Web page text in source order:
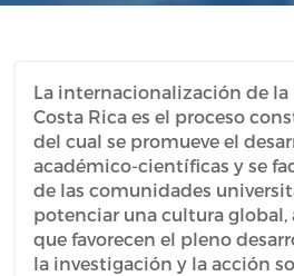
La internacionalización de la
Costa Rica es el proceso
del cual se promueve el
académico-científicas y se
de las comunidades
potenciar una cultura global,
que favorecen el pleno
la investigación y la acción